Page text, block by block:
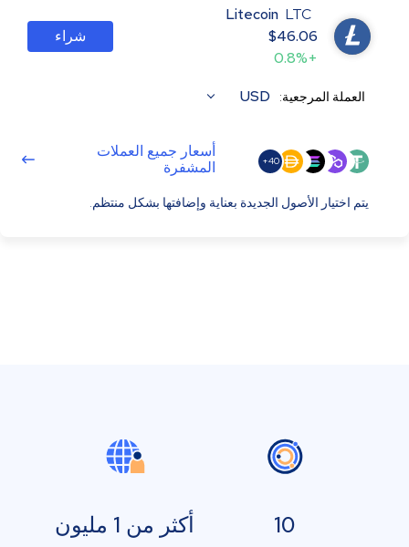
Litecoin LTC
$46.06
+0.8%
شراء
العملة المرجعية: USD
40+
أسعار جميع العملات
المشفرة
يتم اختيار الأصول الجديدة بعناية وإضافتها بشكل منتظم.
10 أكثر من 1 مليون